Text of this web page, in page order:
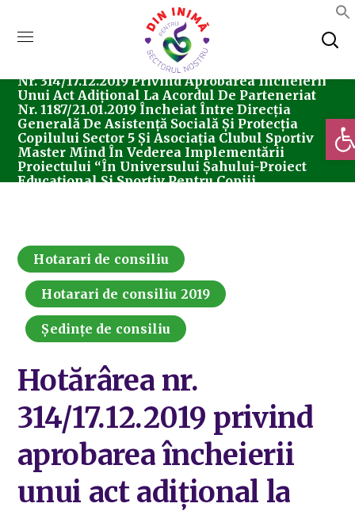
Consiliul Local Sector 5
Hotarari De Consiliu
Nr. 314/17.12.2019 Privind Aprobarea Încheierii
Unui Act Adițional La Acordul De Parteneriat
Nr. 1187/21.01.2019 Încheiat Între Direcția
Generală De Asistență Socială Și Protecția
Copilului Sector 5 Și Asociația Clubul Sportiv
Master Mind În Vederea Implementării
Proiectului “În Universului Șahului-Proiect
Educațional Și Sportiv Pentru Copiii
Hotarari de consiliu
Hotarari de consiliu 2019
Ședințe de consiliu
Hotărârea nr.
314/17.12.2019 privind
aprobarea încheierii
unui act adițional la